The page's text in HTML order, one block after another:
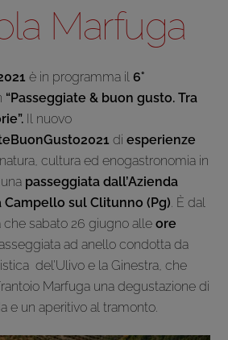
Marfuga
è in programma il 6°
“Passeggiate & buon gusto. Tra
Il nuovo
diesperienze
cultura ed enogastronomia in
passeggiata dall’Azienda
sul Clitunno (Pg). È dal
che sabato 26 giugno alle ore
ad anello condotta da
del’Ulivo e la Ginestra, che
Marfuga una degustazione di
e un aperitivo al tramonto.